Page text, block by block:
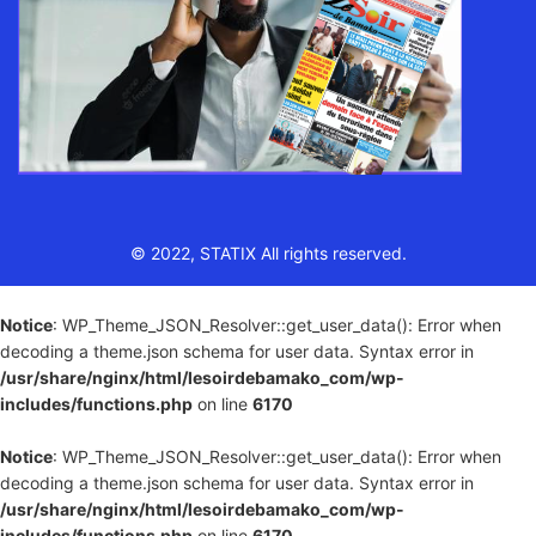
© 2022, STATIX All rights reserved.
Notice: WP_Theme_JSON_Resolver::get_user_data(): Error when
decoding a theme.json schema for user data. Syntax error in
/usr/share/nginx/html/lesoirdebamako_com/wp-
includes/functions.php on line 6170
Notice: WP_Theme_JSON_Resolver::get_user_data(): Error when
decoding a theme.json schema for user data. Syntax error in
/usr/share/nginx/html/lesoirdebamako_com/wp-